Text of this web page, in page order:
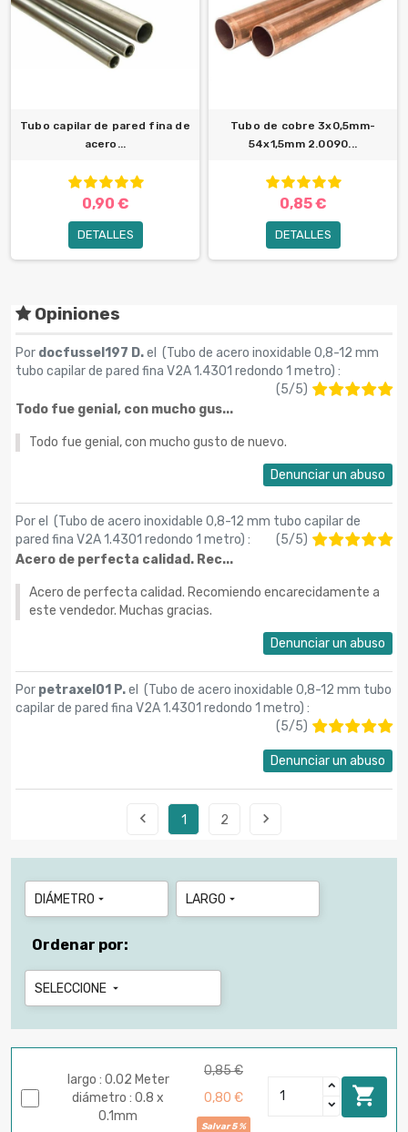
Tubo capilar de pared fina de
acero...
0,90 €
DETALLES
Tubo de cobre 3x0,5mm-
54x1,5mm 2.0090...
0,85 €
DETALLES
Opiniones
Por docfussel197 D.el (Tubo de acero inoxidable 0,8-12 mm
tubo capilar de pared fina V2A 1.4301 redondo 1 metro) :
(5/5)
Todo fue genial, con mucho gus...
Todo fue genial, con mucho gusto de nuevo.
Denunciar un abuso
Porel (Tubo de acero inoxidable 0,8-12 mm tubo capilar de
pared fina V2A 1.4301 redondo 1 metro) : (5/5)
Acero de perfecta calidad. Rec...
Acero de perfecta calidad. Recomiendo encarecidamente a
este vendedor. Muchas gracias.
Denunciar un abuso
Por petraxel01 P.el (Tubo de acero inoxidable 0,8-12 mm tubo
capilar de pared fina V2A 1.4301 redondo 1 metro) :
(5/5)
Denunciar un abuso
 1 2 
DIÁMETRO  LARGO 
Ordenar por:
SELECCIONE 
largo : 0.02 Meter
diámetro : 0.8 x
0.1mm
0,85 €
0,80 €
Salvar 5 %
